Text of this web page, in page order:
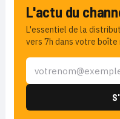
L'actu du
L'essentiel de la
vers 7h dans votre boîte